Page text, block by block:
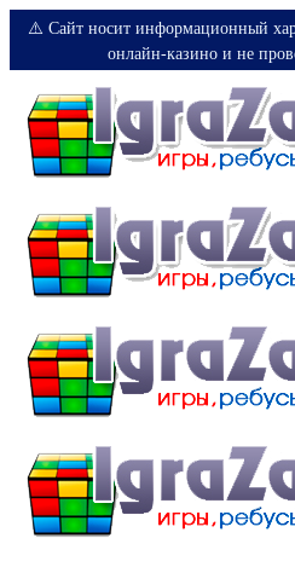
⚠️ Сайт носит информационный
онлайн-казино и не